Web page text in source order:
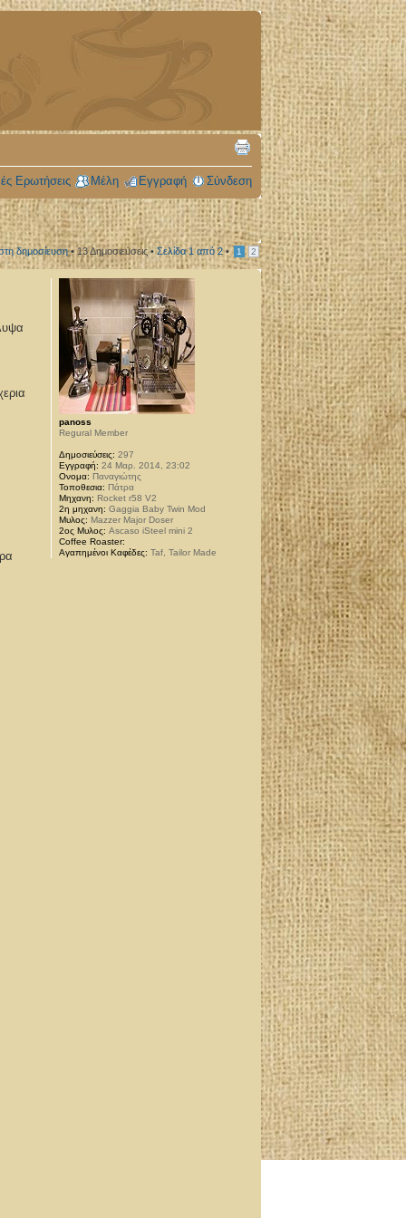
Ερωτήσεις Μέλη Εγγραφή Σύνδεση
δημοσίευση• 13 Δημοσιεύσεις • Σελίδα1από 2• 1 2
panoss
Regural Member
Δημοσιεύσεις: 297
Εγγραφή: 24 Μαρ. 2014, 23:02
Ονομα: Παναγιώτης
Τοποθεσια: Πάτρα
Μηχανη: Rocket r58 V2
2η μηχανη: Gaggia Baby Twin Mod
Μυλος: Mazzer Major Doser
2ος Μυλος: Ascaso iSteel mini 2
Coffee Roaster:
Αγαπημένοι Καφέδες: Taf, Tailor Made